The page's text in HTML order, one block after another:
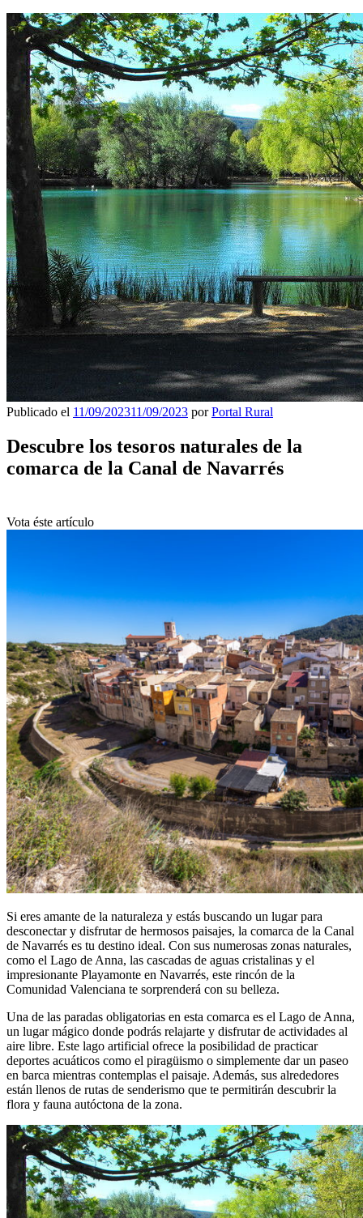
Publicado el 11/09/202311/09/2023 porPortal Rural
Descubre los tesoros naturales de la
comarca de la Canal de Navarrés
Vota éste artículo
Si eres amante de la naturaleza y estás buscando un lugar para
desconectar y disfrutar de hermosos paisajes, la comarca de la Canal
de Navarrés es tu destino ideal. Con sus numerosas zonas naturales,
como el Lago de Anna, las cascadas de aguas cristalinas y el
impresionante Playamonte en Navarrés, este rincón de la
Comunidad Valenciana te sorprenderá con su belleza.
Una de las paradas obligatorias en esta comarca es el Lago de Anna,
un lugar mágico donde podrás relajarte y disfrutar de actividades al
aire libre. Este lago artificial ofrece la posibilidad de practicar
deportes acuáticos como el piragüismo o simplemente dar un paseo
en barca mientras contemplas el paisaje. Además, sus alrededores
están llenos de rutas de senderismo que te permitirán descubrir la
flora y fauna autóctona de la zona.